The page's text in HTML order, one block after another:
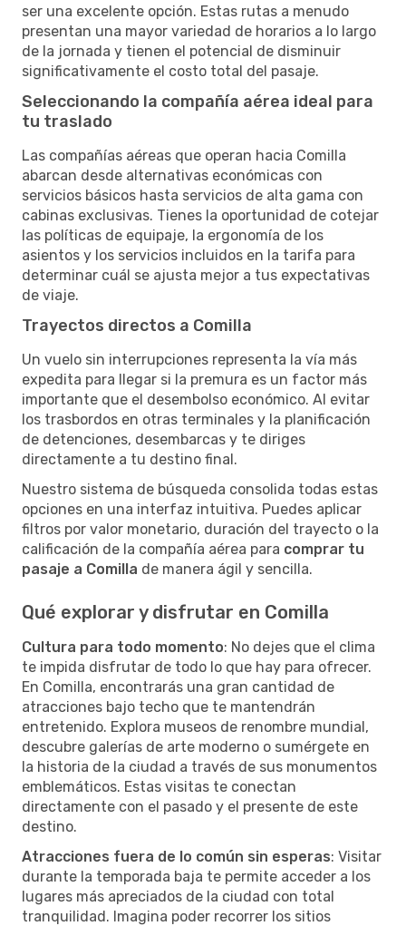
ser una excelente opción. Estas rutas a menudo
presentan una mayor variedad de horarios a lo largo
de la jornada y tienen el potencial de disminuir
significativamente el costo total del pasaje.
Seleccionando la compañía aérea ideal para
tu traslado
Las compañías aéreas que operan hacia Comilla
abarcan desde alternativas económicas con
servicios básicos hasta servicios de alta gama con
cabinas exclusivas. Tienes la oportunidad de cotejar
las políticas de equipaje, la ergonomía de los
asientos y los servicios incluidos en la tarifa para
determinar cuál se ajusta mejor a tus expectativas
de viaje.
Trayectos directos a Comilla
Un vuelo sin interrupciones representa la vía más
expedita para llegar si la premura es un factor más
importante que el desembolso económico. Al evitar
los trasbordos en otras terminales y la planificación
de detenciones, desembarcas y te diriges
directamente a tu destino final.
Nuestro sistema de búsqueda consolida todas estas
opciones en una interfaz intuitiva. Puedes aplicar
filtros por valor monetario, duración del trayecto o la
calificación de la compañía aérea para comprar tu
pasaje a Comilla de manera ágil y sencilla.
Qué explorar y disfrutar en Comilla
Cultura para todo momento: No dejes que el clima
te impida disfrutar de todo lo que hay para ofrecer.
En Comilla, encontrarás una gran cantidad de
atracciones bajo techo que te mantendrán
entretenido. Explora museos de renombre mundial,
descubre galerías de arte moderno o sumérgete en
la historia de la ciudad a través de sus monumentos
emblemáticos. Estas visitas te conectan
directamente con el pasado y el presente de este
destino.
Atracciones fuera de lo común sin esperas: Visitar
durante la temporada baja te permite acceder a los
lugares más apreciados de la ciudad con total
tranquilidad. Imagina poder recorrer los sitios